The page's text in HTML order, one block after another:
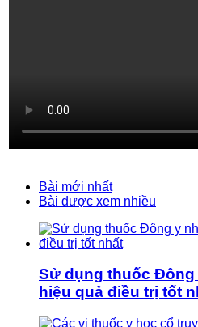
Bài mới nhất
Bài được xem nhiều
Sử dụng thuốc
hiệu quả điều trị tốt